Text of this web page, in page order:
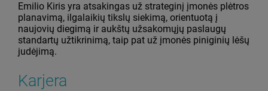
Emilio Kiris yra atsakingas už strateginį įmonės plėtros
planavimą, ilgalaikių tikslų siekimą, orientuotą į
naujovių diegimą ir aukštų užsakomųjų paslaugų
standartų užtikrinimą, taip pat už įmonės piniginių lėšų
judėjimą.
Karjera